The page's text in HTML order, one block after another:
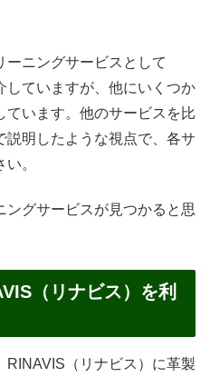
ーニングサービスとして
していますが、他にいくつか
ています。他のサービスを比
明したような視点で、各サ
。
ングサービスが見つかると思
（リナビス）を利
RINAVIS（リナビス）に革製